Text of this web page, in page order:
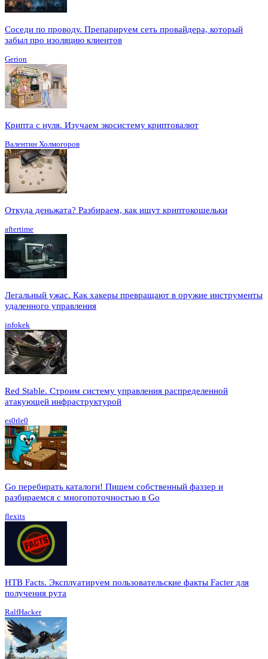
Соседи по проводу. Препарируем сеть провайдера, который
забыл про изоляцию клиентов
Gerion
Крипта с нуля. Изучаем экосистему криптовалют
Валентин Холмогоров
Откуда деньжата? Разбираем, как ищут криптокошельки
aftertime
Легальный ужас. Как хакеры превращают в оружие инструменты
удаленного управления
infokek
Red Stable. Строим систему управления распределенной
атакующей инфраструктурой
es0rle0
Go перебирать каталоги! Пишем собственный фаззер и
разбираемся с многопоточностью в Go
flexits
HTB Facts. Эксплуатируем пользовательские факты Facter для
получения рута
RalfHacker